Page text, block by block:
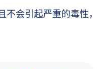
不会引起严重的毒性，